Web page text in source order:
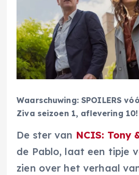
Waarschuwing: SPOILERS
Ziva seizoen 1, aflevering 10!
De ster van NCIS: Tony
de Pablo, laat een tipje
zien over het verhaal